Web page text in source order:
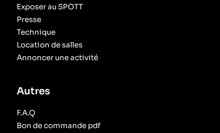
Exposer au SPOTT
Presse
Technique
Location de salles
Annoncer une activité
Autres
F.A.Q
Bon de commande pdf